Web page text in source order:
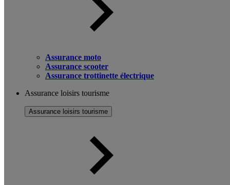
Assurance moto
Assurance scooter
Assurance trottinette électrique
Assurance loisirs tourisme
Assurance loisirs tourisme